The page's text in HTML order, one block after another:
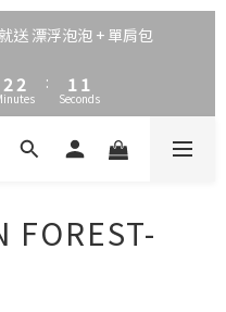
送 漂浮泡泡 + 單肩包
5
4
2
1
5
4
2
1
:
4
3
1
0
3
2
0
Seconds
FOREST-